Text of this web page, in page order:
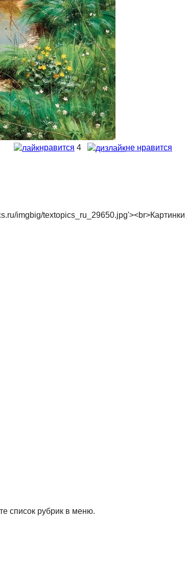
нравится 4 не нравится
imgbig/
список рубрик в меню.